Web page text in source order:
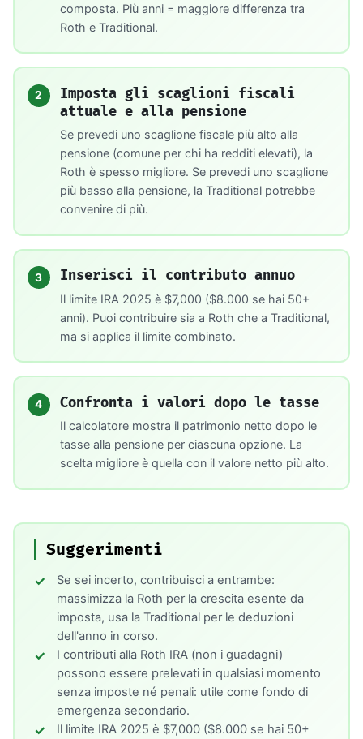
composta. Più anni = maggiore differenza tra
Roth e Traditional.
2
Imposta gli scaglioni fiscali
attuale e alla pensione
Se prevedi uno scaglione fiscale più alto alla
pensione (comune per chi ha redditi elevati), la
Roth è spesso migliore. Se prevedi uno scaglione
più basso alla pensione, la Traditional potrebbe
convenire di più.
3 Inserisci il contributo annuo
Il limite IRA 2025 è $7,000 ($8.000 se hai 50+
anni). Puoi contribuire sia a Roth che a Traditional,
ma si applica il limite combinato.
4 Confronta i valori dopo le tasse
Il calcolatore mostra il patrimonio netto dopo le
tasse alla pensione per ciascuna opzione. La
scelta migliore è quella con il valore netto più alto.
Suggerimenti
Se sei incerto, contribuisci a entrambe:
massimizza la Roth per la crescita esente da
imposta, usa la Traditional per le deduzioni
dell'anno in corso.
I contributi alla Roth IRA (non i guadagni)
possono essere prelevati in qualsiasi momento
senza imposte né penali: utile come fondo di
emergenza secondario.
Il limite IRA 2025 è $7,000 ($8.000 se hai 50+